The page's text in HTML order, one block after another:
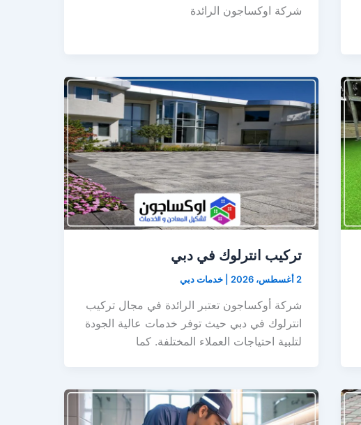
شركة اوكساجون الرائدة
تركيب انترلوك في دبي
2 أغسطس، 2026 خدمات دبي
شركة أوكساجون تعتبر الرائدة في مجال تركيب
انترلوك في دبي حيث توفر خدمات عالية الجودة
لتلبية احتياجات العملاء المختلفة. كما